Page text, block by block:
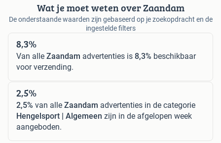
Wat je moet weten over Zaandam
De onderstaande waarden zijn gebaseerd op je zoekopdracht en de
ingestelde filters
8,3%
Van alle Zaandam advertenties is 8,3% beschikbaar
voor verzending.
2,5%
2,5% van alle Zaandam advertenties in de categorie
Hengelsport | Algemeen zijn in de afgelopen week
aangeboden.